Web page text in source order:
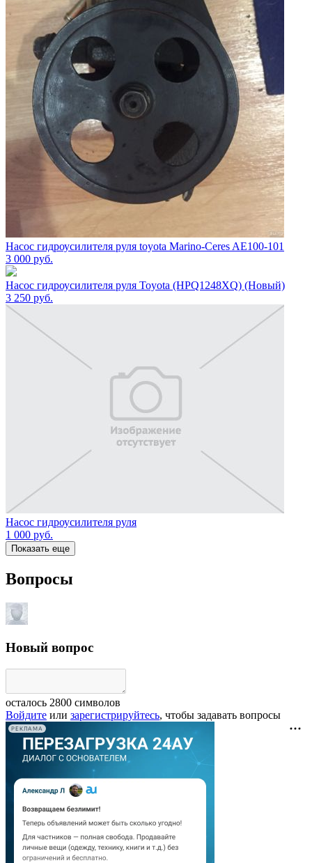
Насос гидроусилителя руля toyota Marino-Ceres AE100-101
3 000 руб.
Насос гидроусилителя руля Toyota (HPQ1248XQ) (Новый)
3 250 руб.
Насос гидроусилителя руля
1 000 руб.
Показать еще
Вопросы
Новый вопрос
осталось 2800 символов
Войдите или зарегистрируйтесь, чтобы задавать вопросы
РЕКЛАМА